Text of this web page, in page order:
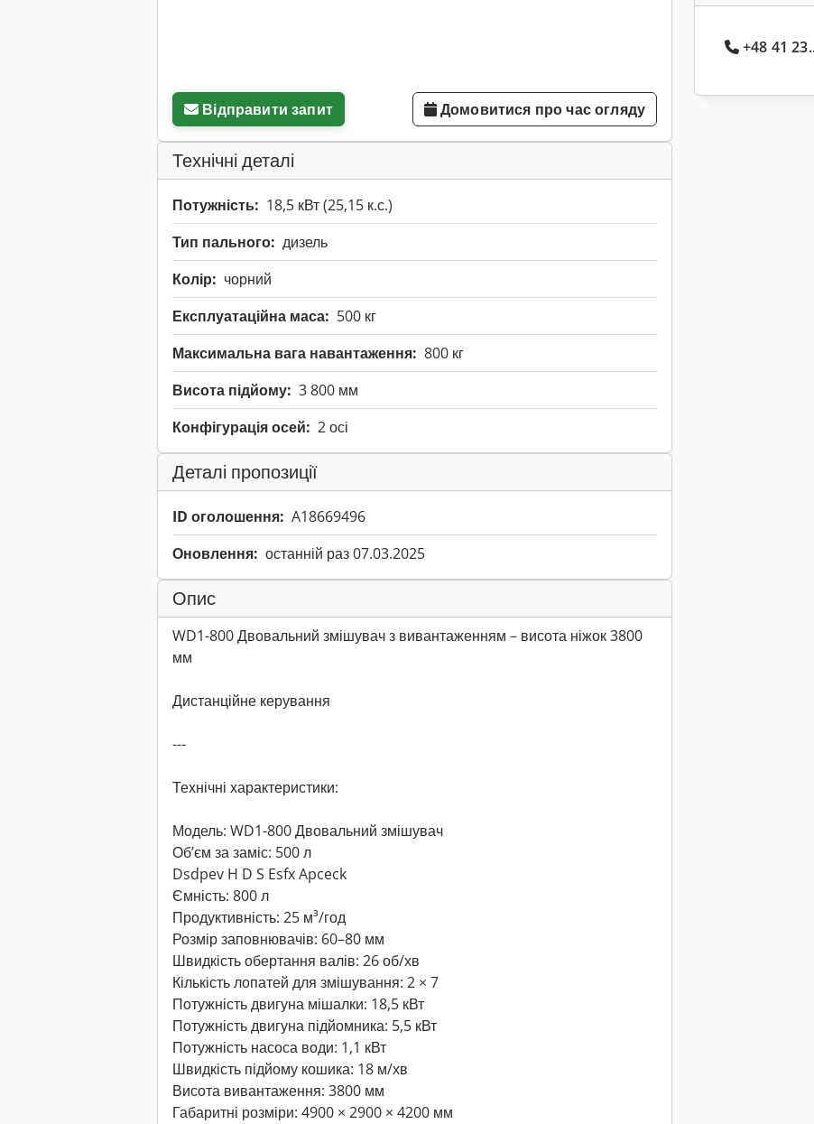
Відправити запит Домовитися про час огляду
Технічні деталі
Потужність: 18,5 кВт (25,15 к.с.)
Тип пального: дизель
Колір: чорний
Експлуатаційна маса: 500 кг
Максимальна вага навантаження: 800 кг
Висота підйому: 3 800 мм
Конфігурація осей: 2 осі
Деталі пропозиції
ID оголошення: A18669496
Оновлення: останній раз 07.03.2025
Опис
WD1-800 Двовальний змішувач з вивантаженням – висота ніжок 3800
мм
Дистанційне керування
---
Технічні характеристики:
Модель: WD1-800 Двовальний змішувач
Об’єм за заміс: 500 л
Dsdpev H D S Esfx Apceck
Ємність: 800 л
Продуктивність: 25 м³/год
Розмір заповнювачів: 60–80 мм
Швидкість обертання валів: 26 об/хв
Кількість лопатей для змішування: 2 × 7
Потужність двигуна мішалки: 18,5 кВт
Потужність двигуна підйомника: 5,5 кВт
Потужність насоса води: 1,1 кВт
Швидкість підйому кошика: 18 м/хв
Висота вивантаження: 3800 мм
Габаритні розміри: 4900 × 2900 × 4200 мм
+48 41